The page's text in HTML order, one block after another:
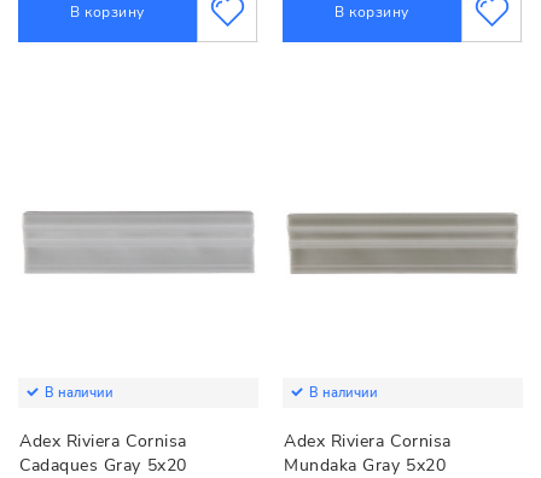
В корзину В корзину
В наличии
Adex Riviera Cornisa
Cadaques Gray 5x20
В наличии
Adex Riviera Cornisa
Mundaka Gray 5x20